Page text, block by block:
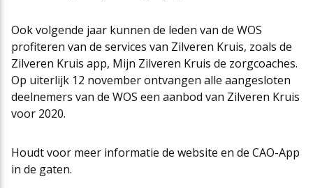
Ook volgende jaar kunnen de leden van de WOS
profiteren van de services van Zilveren Kruis, zoals de
Zilveren Kruis app, Mijn Zilveren Kruis de zorgcoaches.
Op uiterlijk 12 november ontvangen alle aangesloten
deelnemers van de WOS een aanbod van Zilveren Kruis
voor 2020.
Houdt voor meer informatie de website en de CAO-App
in de gaten.
Agenda
Contact